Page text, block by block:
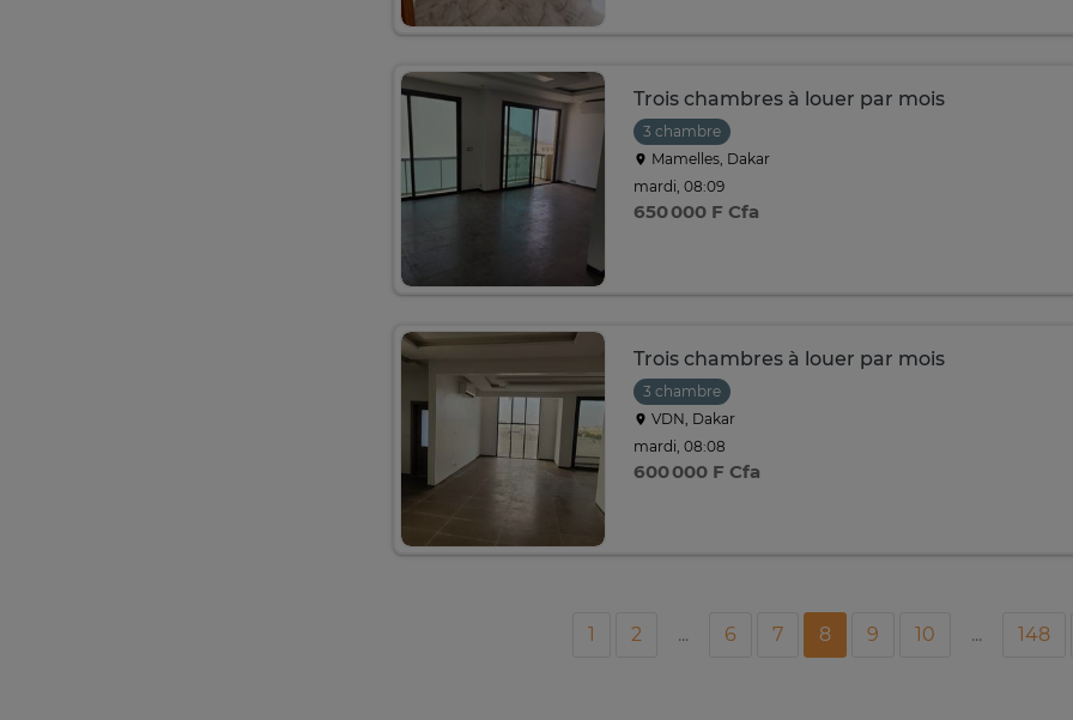
Trois chambres à louer par mois
3 chambre
Mamelles, Dakar
mardi, 08:09
650 000 F Cfa
Trois chambres à louer par mois
3 chambre
VDN, Dakar
mardi, 08:08
600 000 F Cfa
1 2 ... 6 7 8 9 10 ... 148